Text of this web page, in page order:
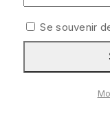
Se souvenir